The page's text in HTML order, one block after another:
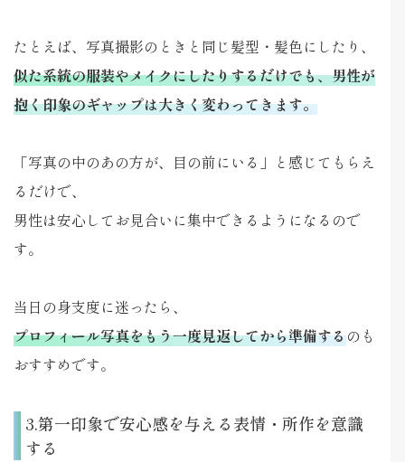
たとえば、写真撮影のときと同じ髪型・髪色にしたり、
似た系統の服装やメイクにしたりするだけでも、男性が
抱く印象のギャップは大きく変わってきます。
「写真の中のあの方が、目の前にいる」と感じてもらえ
るだけで、
男性は安心してお見合いに集中できるようになるので
す。
当日の身支度に迷ったら、
プロフィール写真をもう一度見返してから準備するのも
おすすめです。
3.第一印象で安心感を与える表情・所作を意識
する